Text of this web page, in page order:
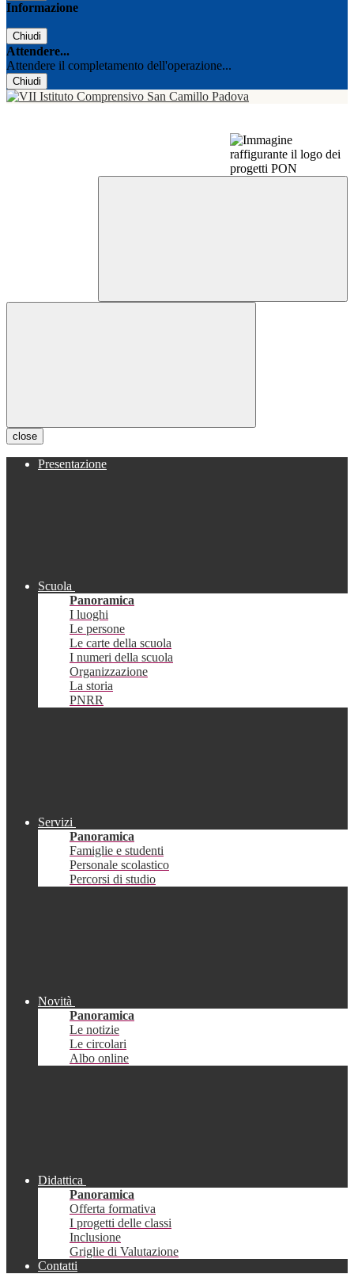
Informazione
Chiudi
Attendere...
Attendere il completamento dell'operazione...
Chiudi
close
Presentazione
Scuola
Panoramica
I luoghi
Le persone
Le carte della scuola
I numeri della scuola
Organizzazione
La storia
PNRR
Servizi
Panoramica
Famiglie e studenti
Personale scolastico
Percorsi di studio
Novità
Panoramica
Le notizie
Le circolari
Albo online
Didattica
Panoramica
Offerta formativa
I progetti delle classi
Inclusione
Griglie di Valutazione
Contatti